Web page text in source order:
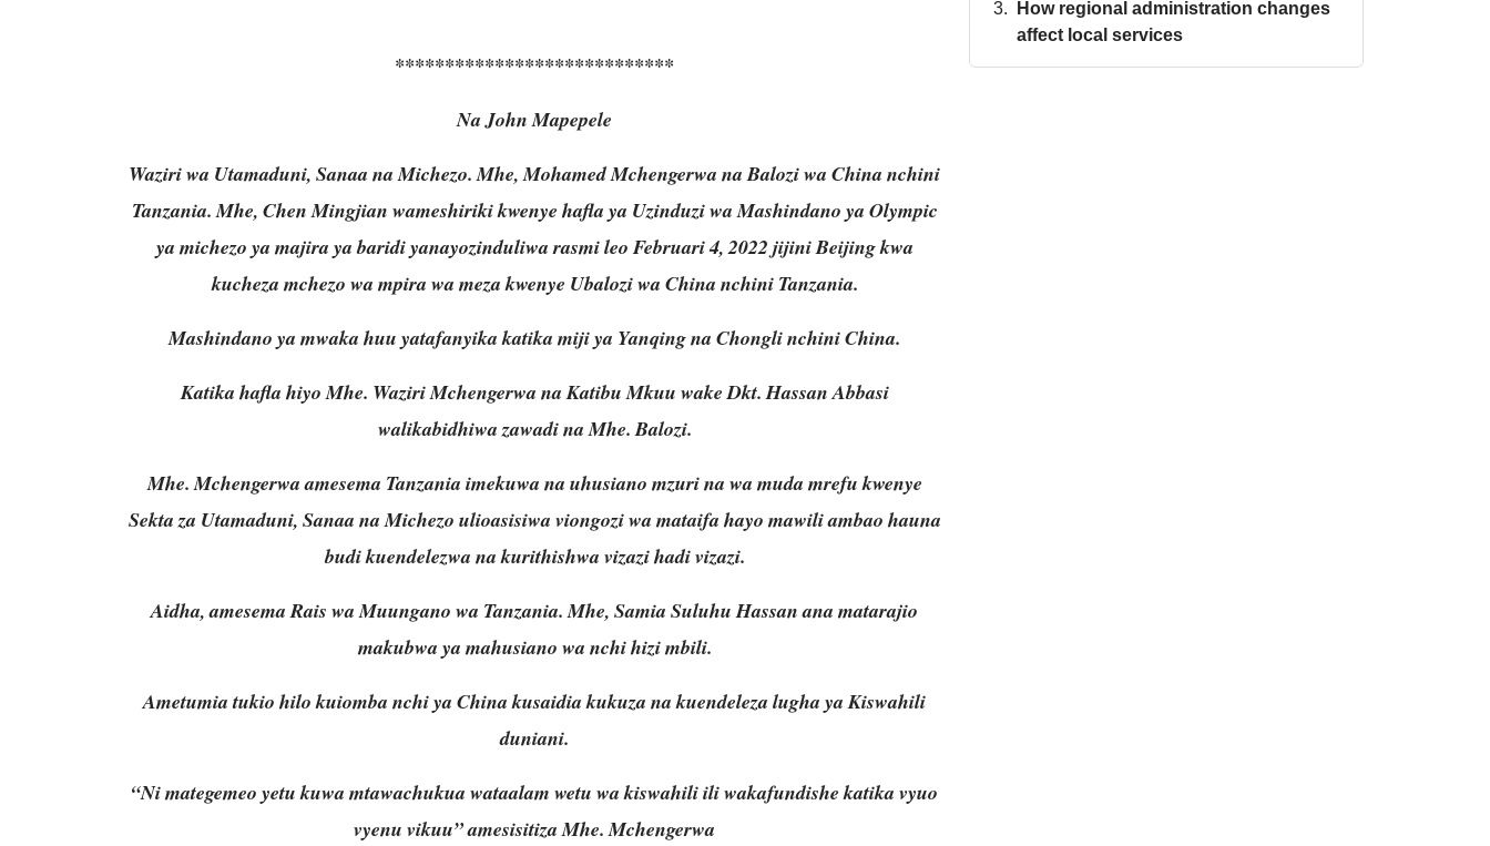
****************************
Na John Mapepele
Waziri wa Utamaduni, Sanaa na Michezo. Mhe, Mohamed Mchengerwa na Balozi wa China nchini
Tanzania. Mhe, Chen Mingjian wameshiriki kwenye hafla ya Uzinduzi wa Mashindano ya Olympic
ya michezo ya majira ya baridi yanayozinduliwa rasmi leo Februari 4, 2022 jijini Beijing kwa
kucheza mchezo wa mpira wa meza kwenye Ubalozi wa China nchini Tanzania.
Mashindano ya mwaka huu yatafanyika katika miji ya Yanqing na Chongli nchini China.
Katika hafla hiyo Mhe. Waziri Mchengerwa na Katibu Mkuu wake Dkt. Hassan Abbasi
walikabidhiwa zawadi na Mhe. Balozi.
Mhe. Mchengerwa amesema Tanzania imekuwa na uhusiano mzuri na wa muda mrefu kwenye
Sekta za Utamaduni, Sanaa na Michezo ulioasisiwa viongozi wa mataifa hayo mawili ambao hauna
budi kuendelezwa na kurithishwa vizazi hadi vizazi.
Aidha, amesema Rais wa Muungano wa Tanzania. Mhe, Samia Suluhu Hassan ana matarajio
makubwa ya mahusiano wa nchi hizi mbili.
Ametumia tukio hilo kuiomba nchi ya China kusaidia kukuza na kuendeleza lugha ya Kiswahili
duniani.
“Ni mategemeo yetu kuwa mtawachukua wataalam wetu wa kiswahili ili wakafundishe katika vyuo
vyenu vikuu” amesisitiza Mhe. Mchengerwa
How regional administration changes
affect local services